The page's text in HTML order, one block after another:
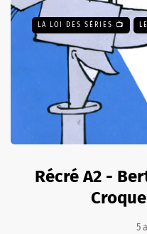
LA LOI DES SÉRIES 📺
Récré A2 -
5